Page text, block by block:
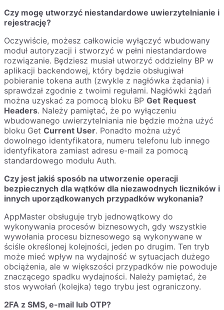
Czy mogę utworzyć niestandardowe uwierzytelnianie i
rejestrację?
Oczywiście, możesz całkowicie wyłączyć wbudowany
moduł autoryzacji i stworzyć w pełni niestandardowe
rozwiązanie. Będziesz musiał utworzyć oddzielny BP w
aplikacji backendowej, który będzie obsługiwał
pobieranie tokena auth (zwykle z nagłówka żądania) i
sprawdzał zgodnie z twoimi regułami. Nagłówki żądań
można uzyskać za pomocą bloku BP Get Request
Headers. Należy pamiętać, że po wyłączeniu
wbudowanego uwierzytelniania nie będzie można użyć
bloku Get Current User. Ponadto można użyć
dowolnego identyfikatora, numeru telefonu lub innego
identyfikatora zamiast adresu e-mail za pomocą
standardowego modułu Auth.
Czy jest jakiś sposób na utworzenie operacji
bezpiecznych dla wątków dla niezawodnych liczników i
innych uporządkowanych przypadków wykonania?
AppMaster obsługuje tryb jednowątkowy do
wykonywania procesów biznesowych, gdy wszystkie
wywołania procesu biznesowego są wykonywane w
ściśle określonej kolejności, jeden po drugim. Ten tryb
może mieć wpływ na wydajność w sytuacjach dużego
obciążenia, ale w większości przypadków nie powoduje
znaczącego spadku wydajności. Należy pamiętać, że
stos wywołań (kolejka) tego trybu jest ograniczony.
2FA z SMS, e-mail lub OTP?